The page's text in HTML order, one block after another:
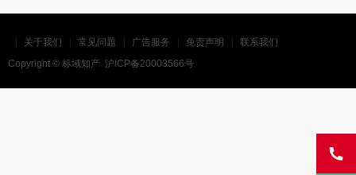
关于我们 常见问题 广告服务 免责声明
联系我们
Copyright © 标域知产 沪ICP备20003566号